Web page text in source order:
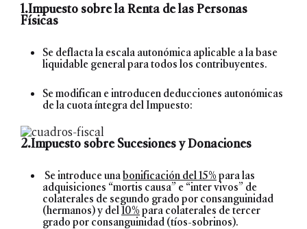
1.Impuesto sobre la Renta de las Personas
Físicas
Se deflacta la escala autonómica aplicable a la base
liquidable general para todos los contribuyentes.
Se modifican e introducen deducciones autonómicas
de la cuota íntegra del Impuesto:
2.Impuesto sobre Sucesiones y Donaciones
Se introduce una bonificación del 15% para las
adquisiciones “mortis causa” e “inter vivos” de
colaterales de segundo grado por consanguinidad
(hermanos) y del10% para colaterales de tercer
grado por consanguinidad (tíos-sobrinos).